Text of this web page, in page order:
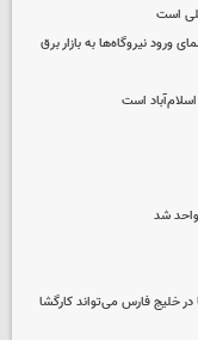
است
ورود نیروگاه‌ها به بازار برق
است
خلیج فارس می‌تواند کارگشا